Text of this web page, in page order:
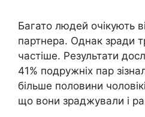
Багато людей очікують
партнера. Однак зради
частіше. Результати
41% подружніх пар
більше половини
що вони зраджували і